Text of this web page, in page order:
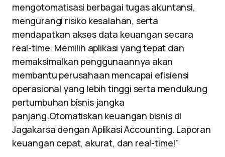
mengotomatisasi berbagai tugas akuntansi,
mengurangi risiko kesalahan, serta
mendapatkan akses data keuangan secara
real-time. Memilih aplikasi yang tepat dan
memaksimalkan penggunaannya akan
membantu perusahaan mencapai efisiensi
operasional yang lebih tinggi serta mendukung
pertumbuhan bisnis jangka
panjang.Otomatiskan keuangan bisnis di
Jagakarsa dengan Aplikasi Accounting. Laporan
keuangan cepat, akurat, dan real-time!”